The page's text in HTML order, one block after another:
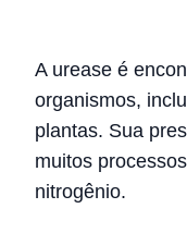
A urease é
organismos,
plantas. Sua
muitos
nitrogênio.